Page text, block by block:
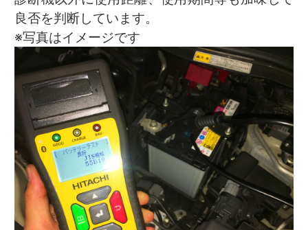
良否を判断しています。
※写真はイメージです